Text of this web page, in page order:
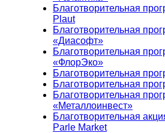
Благотворительная
Plaut
Благотворительная
«Диасофт»
Благотворительная
«ФлорЭко»
Благотворительная
Благотворительная
Благотворительная
«Металлоинвест»
Благотворительная
Parle Market